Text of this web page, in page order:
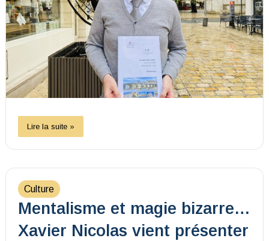
Lire la suite »
Culture
Mentalisme et magie bizarre…
Xavier Nicolas vient présenter